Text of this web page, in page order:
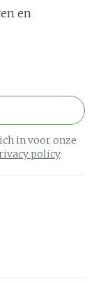
en
in voor onze
policy.